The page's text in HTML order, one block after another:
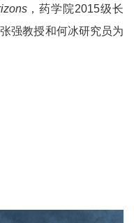
，药学院2015级长
强教授和何冰研究员为